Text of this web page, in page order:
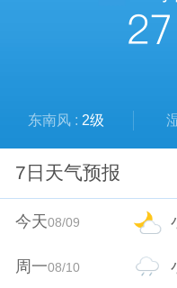
27
东南风 : 2级
7日天气预报
今天08/09
周一08/10